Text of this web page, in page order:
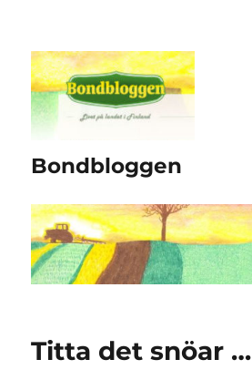
Bondbloggen
Titta det snöar …